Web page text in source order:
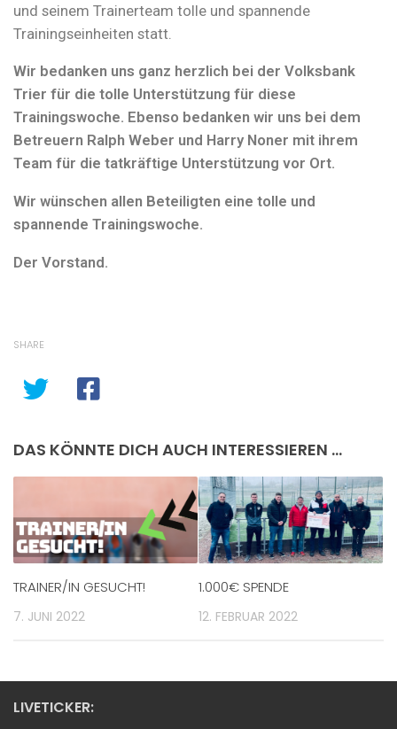
und seinem Trainerteam tolle und spannende
Trainingseinheiten statt.
Wir bedanken uns ganz herzlich bei der Volksbank
Trier für die tolle Unterstützung für diese
Trainingswoche. Ebenso bedanken wir uns bei dem
Betreuern Ralph Weber und Harry Noner mit ihrem
Team für die tatkräftige Unterstützung vor Ort.
Wir wünschen allen Beteiligten eine tolle und
spannende Trainingswoche.
Der Vorstand.
SHARE
DAS KÖNNTE DICH AUCH INTERESSIEREN …
TRAINER/IN GESUCHT!
7. JUNI 2022
1.000€ SPENDE
12. FEBRUAR 2022
LIVETICKER: